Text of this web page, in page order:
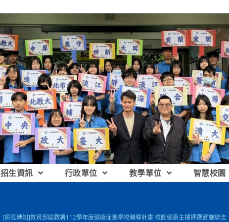
招生資訊 行政單位 教學單位 智慧校園
[訊息轉知]教育部國教署112學年度健康促進學校輔導計畫 校園健康主播評選實施辦法